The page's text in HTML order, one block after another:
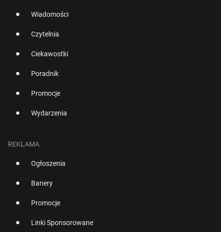
Wiadomości
Czytelnia
Ciekawostki
Poradnik
Promocje
Wydarzenia
REKLAMA
Ogłoszenia
Banery
Promocje
Linki Sponsorowane